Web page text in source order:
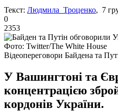
Текст: Людмила Троценко, 7
0
2353
Фото: Twitter/The White House
Відеопереговори Байдена та
У Вашингтоні та
концентрацією
кордонів України.